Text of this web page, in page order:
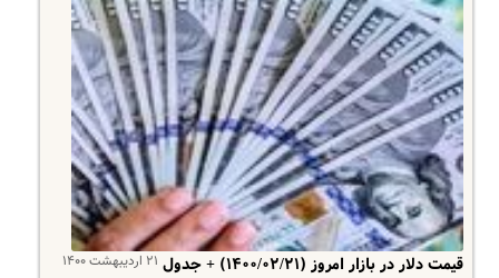
۲۱ اردیبهشت ۱۴۰۰ قیمت دلار در بازار امروز (۱۴۰۰/۰۲/۲۱) + جدول